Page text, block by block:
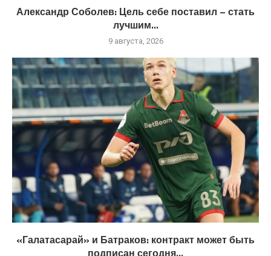
Александр Соболев: Цель себе поставил – стать
лучшим...
9 августа, 2026
«Галатасарай» и Батраков: контракт может быть
подписан сегодня...